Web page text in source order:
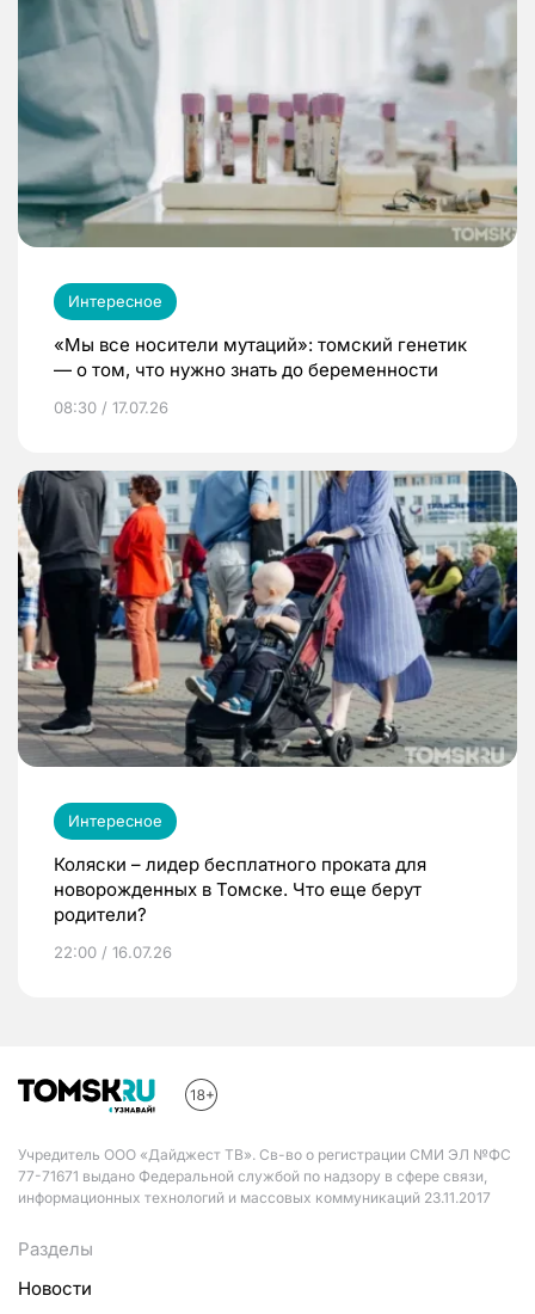
Интересное
«Мы все носители мутаций»: томский генетик
— о том, что нужно знать до беременности
08:30 / 17.07.26
Интересное
Коляски – лидер бесплатного проката для
новорожденных в Томске. Что еще берут
родители?
22:00 / 16.07.26
Учредитель ООО «Дайджест ТВ». Св-во о регистрации СМИ ЭЛ №ФС
77-71671 выдано Федеральной службой по надзору в сфере связи,
информационных технологий и массовых коммуникаций 23.11.2017
Разделы
Новости